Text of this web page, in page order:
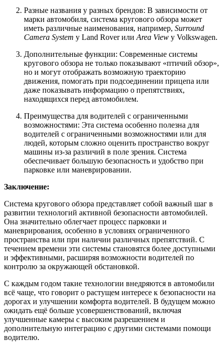
Разные названия у разных брендов: В зависимости от
марки автомобиля, система кругового обзора может
иметь различные наименования, например, Surround
Camera System у Land Rover или Area View у Volkswagen.
Дополнительные функции: Современные системы
кругового обзора не только показывают «птичий обзор»,
но и могут отображать возможную траекторию
движения, помогать при подсоединении прицепа или
даже показывать информацию о препятствиях,
находящихся перед автомобилем.
Преимущества для водителей с ограниченными
возможностями: Эта система особенно полезна для
водителей с ограниченными возможностями или для
людей, которым сложно оценить пространство вокруг
машины из-за различий в поле зрения. Система
обеспечивает большую безопасность и удобство при
парковке или маневрировании.
Заключение:
Система кругового обзора представляет собой важный шаг в
развитии технологий активной безопасности автомобилей.
Она значительно облегчает процесс парковки и
маневрирования, особенно в условиях ограниченного
пространства или при наличии различных препятствий. С
течением времени эти системы становятся более доступными
и эффективными, расширяя возможности водителей по
контролю за окружающей обстановкой.
С каждым годом такие технологии внедряются в автомобили
всё чаще, что говорит о растущем интересе к безопасности на
дорогах и улучшении комфорта водителей. В будущем можно
ожидать ещё больше усовершенствований, включая
улучшенные камеры с высоким разрешением и
дополнительную интеграцию с другими системами помощи
водителю.